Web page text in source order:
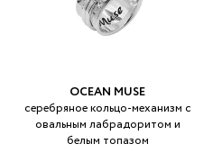
OCEAN MUSE
серебряное кольцо-механизм с
овальным лабрадоритом и
белым топазом